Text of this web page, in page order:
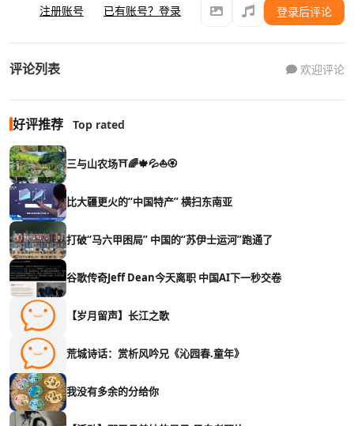
注册账号 已有账号？登录 登录后评论
评论列表 欢迎评论
好评推荐 Top rated
三与山农场⛩️🌈🍁💦⛵🏵️
比大疆更火的“中国特产” 横扫东南亚
打破“马六甲困局” 中国的“苏伊士运河”跑通了
谷歌传奇Jeff Dean今天离职 中国AI下一秒交卷
【岁月留声】长江之歌
荒城诗话：赏析风吟兄《沁园春.童年》
我没有多余的分给你